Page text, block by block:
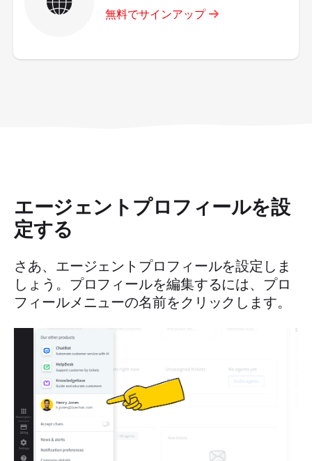
無料でサインアップ
エージェントプロフィールを設
定する
さあ、エージェントプロフィールを設定しま
しょう。プロフィールを編集するには、プロ
フィールメニューの名前をクリックします。